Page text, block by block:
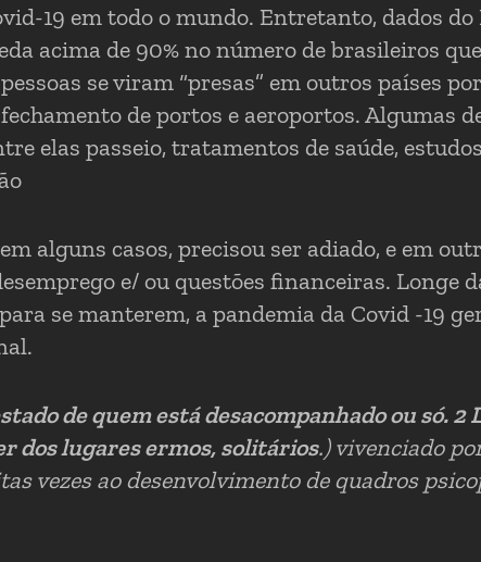
19 em todo o mundo. Entretanto, dados
acima de 90% no número de brasileiros
se viram “presas” em outros países
de portos e aeroportos. Algumas
elas passeio, tratamentos de saúde,
alguns casos, precisou ser adiado, e em
e/ ou questões financeiras. Longe
se manterem, a pandemia da Covid -19
de quem está desacompanhado ou só.
dos lugares ermos, solitários.) vivenciado
vezes ao desenvolvimento de quadros